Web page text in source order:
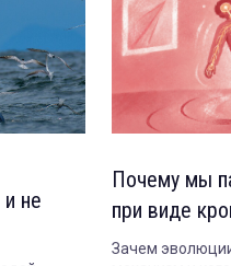
не
Почему мы
при виде
Зачем